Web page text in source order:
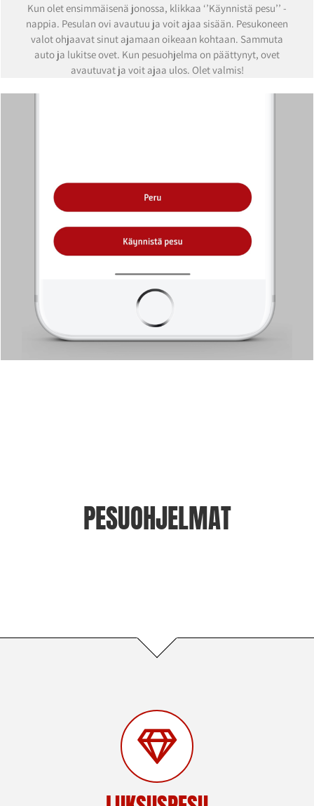
Kun olet ensimmäisenä jonossa, klikkaa ‘’Käynnistä pesu’’ -
nappia. Pesulan ovi avautuu ja voit ajaa sisään. Pesukoneen
valot ohjaavat sinut ajamaan oikeaan kohtaan. Sammuta
auto ja lukitse ovet. Kun pesuohjelma on päättynyt, ovet
avautuvat ja voit ajaa ulos. Olet valmis!
PESUOHJELMAT